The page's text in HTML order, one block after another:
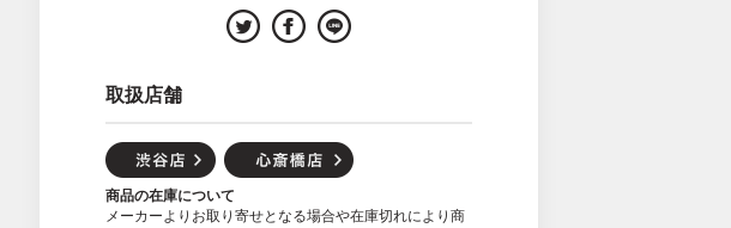
取扱店舗
商品の在庫について
メーカーよりお取り寄せとなる場合や在庫切れにより商